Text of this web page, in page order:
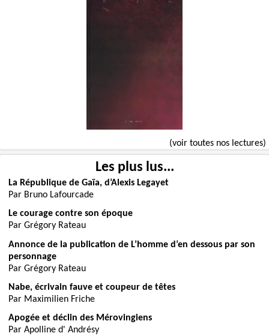
(voir toutes nos lectures)
Les plus lus...
La République de Gaïa, d’Alexis Legayet
Par Bruno Lafourcade
Le courage contre son époque
Par Grégory Rateau
Annonce de la publication de L’homme d’en dessous par son
personnage
Par Grégory Rateau
Nabe, écrivain fauve et coupeur de têtes
Par Maximilien Friche
Apogée et déclin des Mérovingiens
Par Apolline d' Andrésy